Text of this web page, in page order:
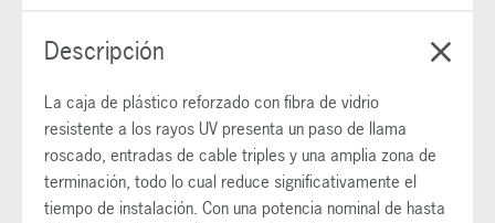
Descripción
La caja de plástico reforzado con fibra de vidrio
resistente a los rayos UV presenta un paso de llama
roscado, entradas de cable triples y una amplia zona de
terminación, todo lo cual reduce significativamente el
tiempo de instalación. Con una potencia nominal de hasta